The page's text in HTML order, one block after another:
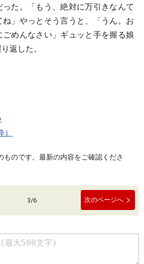
た。「もう、絶対に万引きなんて
ね」やっとそう言うと、「うん。お
めんなさい」ギュッと手を握る娘
返した。
ものです。最新の内容をご確認くださ
3/6 次のページへ